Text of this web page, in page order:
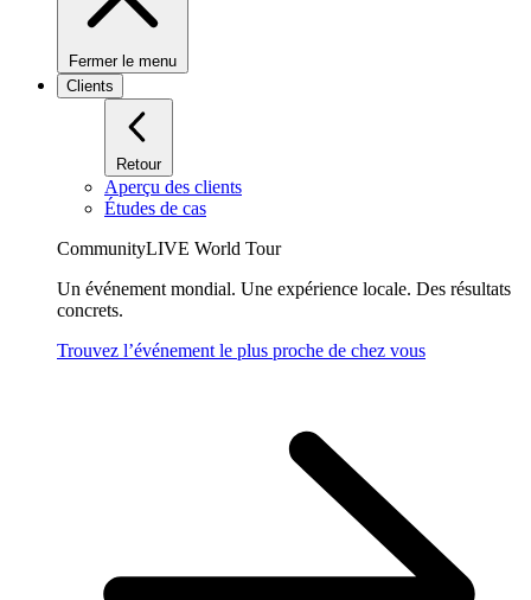
Fermer le menu
Clients
Retour
Aperçu des clients
Études de cas
CommunityLIVE World Tour
Un événement mondial. Une expérience locale. Des résultats
concrets.
Trouvez l’événement le plus proche de chez vous